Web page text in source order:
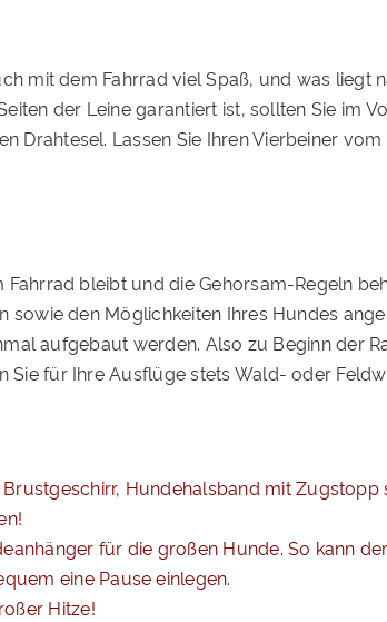
mit dem Fahrrad viel Spaß, und was liegt
der Leine garantiert ist, sollten Sie im
Drahtesel. Lassen Sie Ihren Vierbeiner
bleibt und die Gehorsam-Regeln
sowie den Möglichkeiten Ihres Hundes
aufgebaut werden. Also zu Beginn der
Sie für Ihre Ausflüge stets Wald- oder
Hundehalsband mit
für die großen Hunde. So kann
eine Pause einlegen.
Hitze!